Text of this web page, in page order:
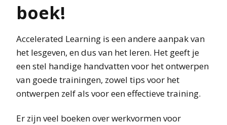
boek!
Accelerated Learning is een andere aanpak van
het lesgeven, en dus van het leren. Het geeft je
een stel handige handvatten voor het ontwerpen
van goede trainingen, zowel tips voor het
ontwerpen zelf als voor een effectieve training.
Er zijn veel boeken over werkvormen voor